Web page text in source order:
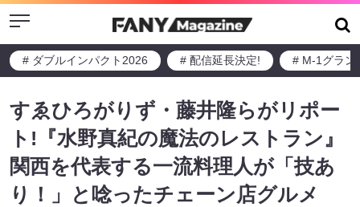
Menu
# ダブルインパクト2026 # 配信延長決定! # M-1グラン
すゑひろがりず・藤井隆らがリポー
ト!『水野真紀の魔法のレストラン』
関西を代表する一流料理人が「技あ
り！」と唸ったチェーン店グルメ